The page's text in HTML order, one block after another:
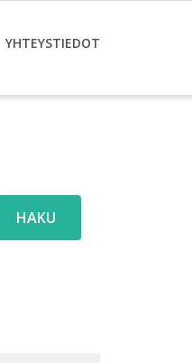
YHTEYSTIEDOT
HAKU